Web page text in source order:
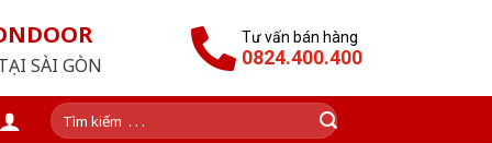
SÀI GÒN
Tư vấn bán hàng
0824.400.400
Tìm
kiếm: